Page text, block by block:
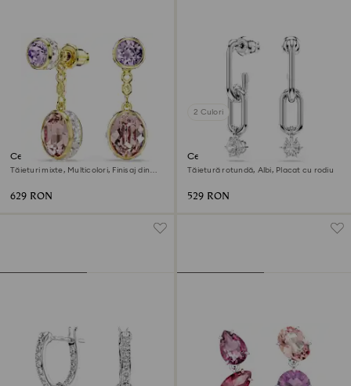
Cercei cu drop Chroma
Tăieturi mixte, Multicolori, Finisaj din
629 RON
2 Culori
Cercei cu drop Constella
Tăietură rotundă, Albi, Placat cu rodiu
529 RON